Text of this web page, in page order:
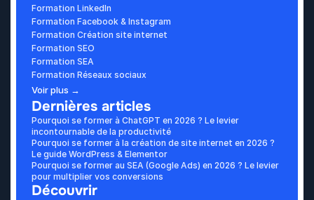
Formation LinkedIn
Formation Facebook & Instagram
Formation Création site internet
Formation SEO
Formation SEA
Formation Réseaux sociaux
Voir plus →
Dernières articles
Pourquoi se former à ChatGPT en 2026 ? Le levier
incontournable de la productivité
Pourquoi se former à la création de site internet en 2026 ?
Le guide WordPress & Elementor
Pourquoi se former au SEA (Google Ads) en 2026 ? Le levier
pour multiplier vos conversions
Découvrir